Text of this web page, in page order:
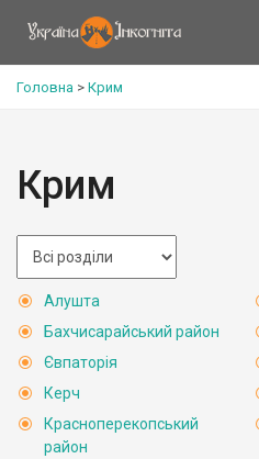
Головна > Крим
Крим
Алушта
Бахчисарайський район
Євпаторія
Керч
Красноперекопський
район